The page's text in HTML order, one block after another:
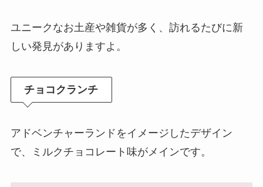
ユニークなお土産や雑貨が多く、訪れるたびに新
しい発見がありますよ。
チョコクランチ
アドベンチャーランドをイメージしたデザイン
で、ミルクチョコレート味がメインです。